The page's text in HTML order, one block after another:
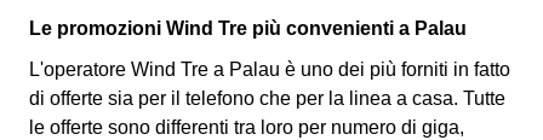
Le promozioni Wind Tre più convenienti a Palau
L'operatore Wind Tre a Palau è uno dei più forniti in fatto
di offerte sia per il telefono che per la linea a casa. Tutte
le offerte sono differenti tra loro per numero di giga,